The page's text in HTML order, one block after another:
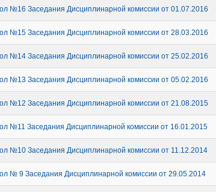
№16 Заседания Дисциплинарной комиссии от 01.07.2016
№15 Заседания Дисциплинарной комиссии от 28.03.2016
№14 Заседания Дисциплинарной комиссии от 25.02.2016
№13 Заседания Дисциплинарной комиссии от 05.02.2016
№12 Заседания Дисциплинарной комиссии от 21.08.2015
№11 Заседания Дисциплинарной комиссии от 16.01.2015
№10 Заседания Дисциплинарной комиссии от 11.12.2014
№ 9 Заседания Дисциплинарной комиссии от 29.05.2014